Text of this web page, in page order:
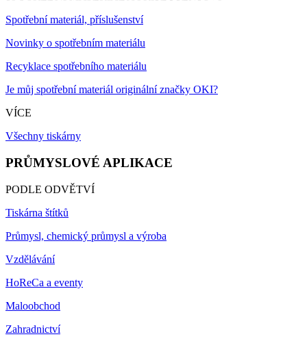
Spotřební materiál, příslušenství
Novinky o spotřebním materiálu
Recyklace spotřebního materiálu
Je můj spotřební materiál originální značky OKI?
VÍCE
Všechny tiskárny
PRŮMYSLOVÉ APLIKACE
PODLE ODVĚTVÍ
Tiskárna štítků
Průmysl, chemický průmysl a výroba
Vzdělávání
HoReCa a eventy
Maloobchod
Zahradnictví